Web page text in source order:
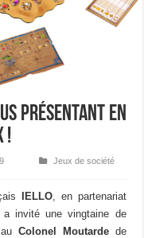
présentant en
!
Jeux de société
IELLO , en partenariat
, a invité une vingtaine de
Colonel Moutardede